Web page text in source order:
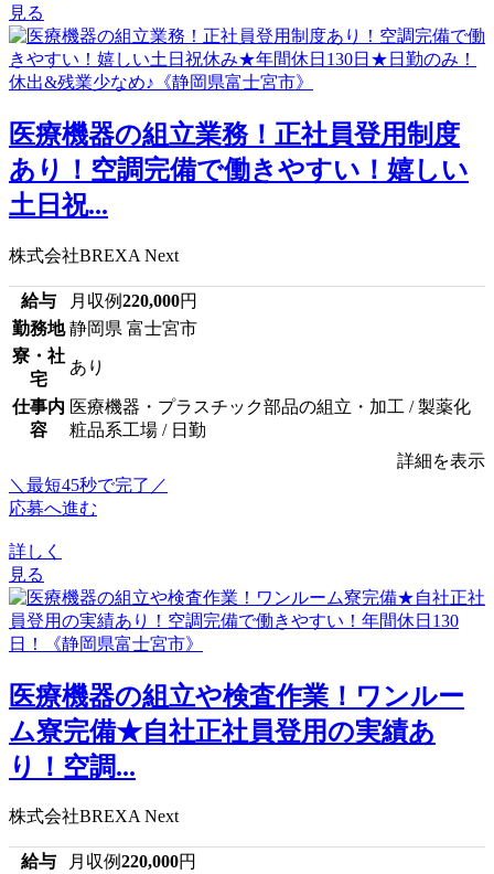
見る
医療機器の組立業務！正社員登用制度
あり！空調完備で働きやすい！嬉しい
土日祝...
株式会社BREXA Next
給与 月収例220,000円
勤務地 静岡県 富士宮市
寮・社
宅
あり
仕事内
容
医療機器・プラスチック部品の組立・加工 / 製薬化
粧品系工場 / 日勤
詳細を表示
＼最短45秒で完了／
応募へ進む
詳しく
見る
医療機器の組立や検査作業！ワンルー
ム寮完備★自社正社員登用の実績あ
り！空調...
株式会社BREXA Next
給与 月収例220,000円